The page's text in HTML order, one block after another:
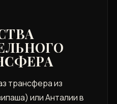
трансфера из
или Анталии в